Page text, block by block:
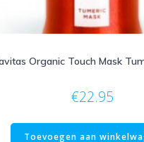
Organic Touch Mask
€22.95
Toevoegen aan